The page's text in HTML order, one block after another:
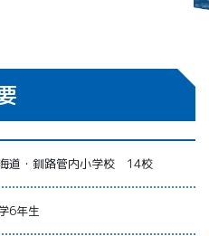
APRSAF（ア
ジア太平洋
地域宇宙機
関会議）宇
宙教育 for
All 分科会
APRSAF宇宙
教育 for All
道・釧路管内小学校 14校
6年生